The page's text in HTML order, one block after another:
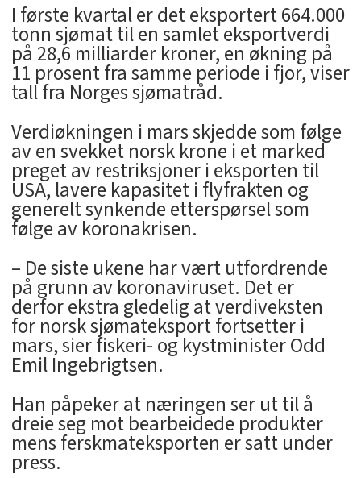
I første kvartal er det eksportert 664.000
tonn sjømat til en samlet eksportverdi
på 28,6 milliarder kroner, en økning på
11 prosent fra samme periode i fjor, viser
tall fra Norges sjømatråd.
Verdiøkningen i mars skjedde som følge
av en svekket norsk krone i et marked
preget av restriksjoner i eksporten til
USA, lavere kapasitet i flyfrakten og
generelt synkende etterspørsel som
følge av koronakrisen.
– De siste ukene har vært utfordrende
på grunn av koronaviruset. Det er
derfor ekstra gledelig at verdiveksten
for norsk sjømateksport fortsetter i
mars, sier fiskeri- og kystminister Odd
Emil Ingebrigtsen.
Han påpeker at næringen ser ut til å
dreie seg mot bearbeidede produkter
mens ferskmateksporten er satt under
press.